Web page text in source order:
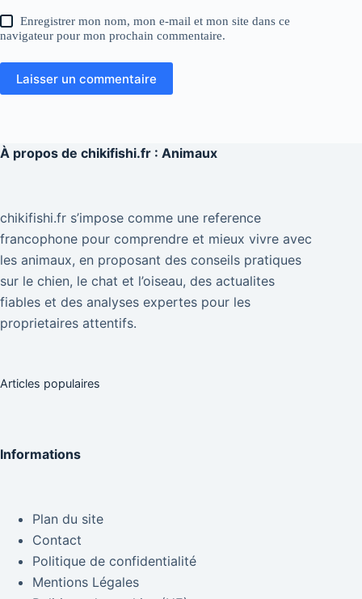
Enregistrer mon nom, mon e-mail et mon site dans ce
navigateur pour mon prochain commentaire.
Laisser un commentaire
À propos de chikifishi.fr : Animaux
chikifishi.fr s’impose comme une reference
francophone pour comprendre et mieux vivre avec
les animaux, en proposant des conseils pratiques
sur le chien, le chat et l’oiseau, des actualites
fiables et des analyses expertes pour les
proprietaires attentifs.
Articles populaires
Informations
Plan du site
Contact
Politique de confidentialité
Mentions Légales